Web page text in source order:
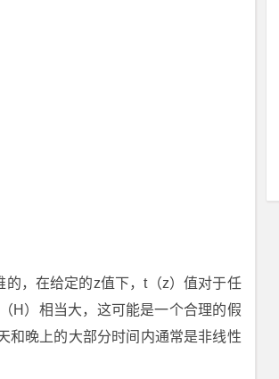
，在给定的z值下，t（z）值对于任
H）相当大，这可能是一个合理的假
和晚上的大部分时间内通常是非线性